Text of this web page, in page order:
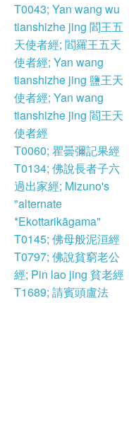
T0043; Yan wang wu
tianshizhe jing 閻王五
天使者經; 閻羅王五天
使者經; Yan wang
tianshizhe jing 鹽王天
使者經; Yan wang
tianshizhe jing 閻王天
使者經
T0060; 瞿曇彌記果經
T0134; 佛說長者子六
過出家經; Mizuno's
"alternate
*Ekottarikāgama"
T0145; 佛母般泥洹經
T0797; 佛說貧窮老公
經; Pin lao jing 貧老經
T1689; 請賓頭盧法